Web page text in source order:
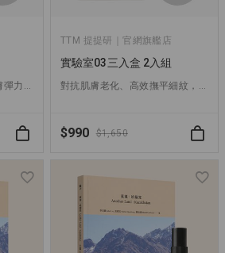
超強抗老成分有效恢復肌膚彈力，熟齡肌必備抗老面膜！
TTM 提提研｜官網旗艦店
實驗室03三入盒 2入組
對抗肌膚老化、高效撫平細紋，乾燥老化肌首選！
$990 $1,650